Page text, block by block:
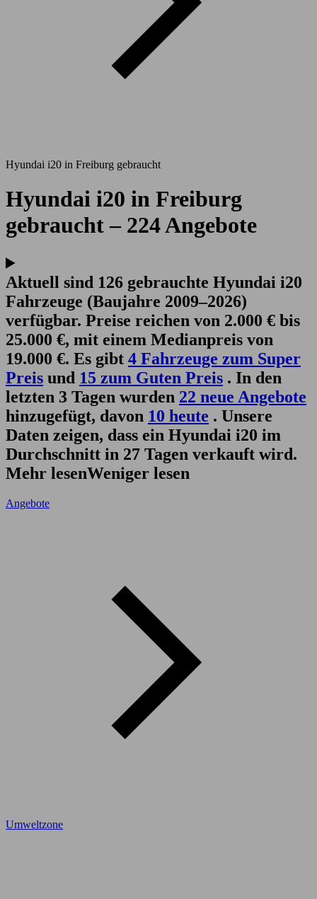
Hyundai i20 in Freiburg gebraucht
Hyundai i20 in Freiburg
gebraucht – 224 Angebote
Aktuell sind 126 gebrauchte Hyundai i20
Fahrzeuge (Baujahre 2009–2026)
verfügbar. Preise reichen von 2.000 € bis
25.000 €, mit einem Medianpreis von
19.000 €. Es gibt 4 Fahrzeuge zum Super
Preis und 15 zum Guten Preis . In den
letzten 3 Tagen wurden 22 neue Angebote
hinzugefügt, davon 10 heute . Unsere
Daten zeigen, dass ein Hyundai i20 im
Durchschnitt in 27 Tagen verkauft wird.
Mehr lesenWeniger lesen
Angebote
Umweltzone